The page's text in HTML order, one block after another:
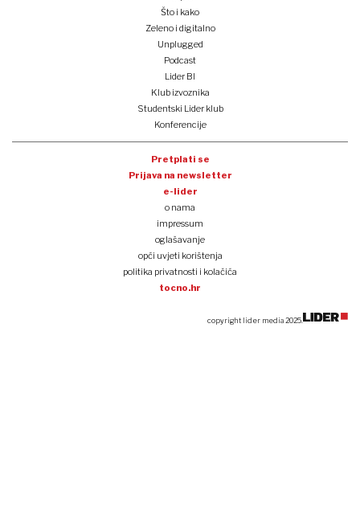
Što i kako
Zeleno i digitalno
Unplugged
Podcast
Lider BI
Klub izvoznika
Studentski Lider klub
Konferencije
Pretplati se
Prijava na newsletter
e-lider
o nama
impressum
oglašavanje
opći uvjeti korištenja
politika privatnosti i kolačića
tocno.hr
copyright lider media 2025.